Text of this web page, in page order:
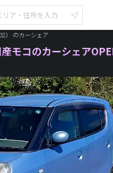
） のカーシェア
モコのカーシェア